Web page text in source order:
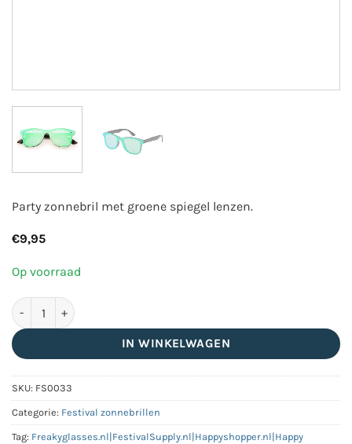
Party zonnebril met groene spiegel lenzen.
€9,95
Op voorraad
Party zonnebril | Groene spiegel lenzen aantal
IN WINKELWAGEN
SKU: FS0033
Categorie: Festival zonnebrillen
Tag: Freakyglasses.nl|FestivalSupply.nl|Happyshopper.nl|Happy